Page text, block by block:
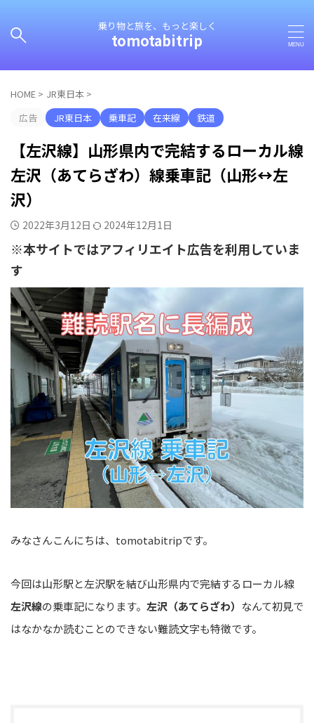
乗り物と旅を、もっと楽しく
tomotabitrip
HOME > JR東日本 >
広告
JR東日本 乗車記 在来線 鉄道
【左沢線】山形県内で完結するローカル線
左沢（あてらざわ）線乗車記（山形↔左
沢）
2022年3月12日 2024年12月1日
※本サイトではアフィリエイト広告を利用していま
す
みなさんこんにちは、tomotabitripです。
今回は山形駅と左沢駅を結び山形県内で完結するローカル線
左沢線の乗車記になります。 左沢（あてらざわ） なんて初見で
はなかなか読むことのできない難読文字も特徴です。